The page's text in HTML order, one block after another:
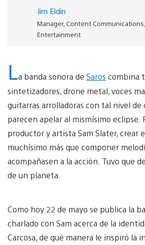
Jim Eldin
Manager, Content
Entertainment
La banda sonora de Saros combina
sintetizadores, drone metal, voces
guitarras arrolladoras con tal nivel de
parecen apelar al mismísimo eclipse.
productor y artista Sam Slater, crear
muchísimo más que componer
acompañasen a la acción. Tuvo que
de un planeta.
Como hoy 22 de mayo se publica la
charlado con Sam acerca de la
Carcosa, de qué manera le inspiró la